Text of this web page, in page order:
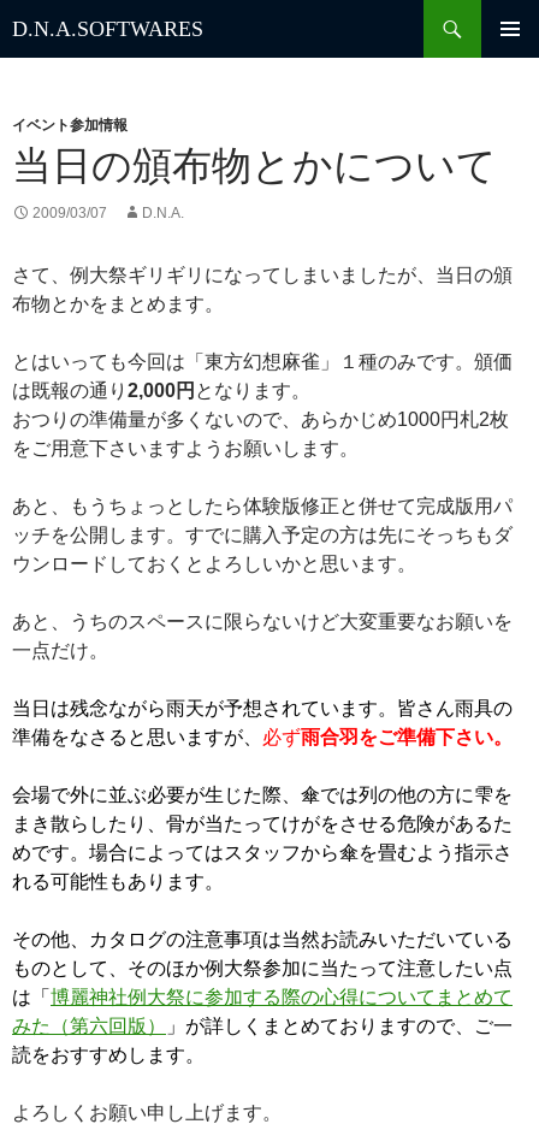
D.N.A.SOFTWARES
索
ン
ツ
へ
キ
プ
イベント参加情報
当日の頒布物とかについて
2009/03/07 D.N.A.
さて、例大祭ギリギリになってしまいましたが、当日の頒
布物とかをまとめます。
とはいっても今回は「東方幻想麻雀」１種のみです。頒価
は既報の通り 2,000円 となります。
おつりの準備量が多くないので、あらかじめ1000円札2枚
をご用意下さいますようお願いします。
あと、もうちょっとしたら体験版修正と併せて完成版用パ
ッチを公開します。すでに購入予定の方は先にそっちもダ
ウンロードしておくとよろしいかと思います。
あと、うちのスペースに限らないけど大変重要なお願いを
一点だけ。
当日は残念ながら雨天が予想されています。皆さん雨具の
準備をなさると思いますが、 必ず雨合羽をご準備下さい。
会場で外に並ぶ必要が生じた際、傘では列の他の方に雫を
まき散らしたり、骨が当たってけがをさせる危険があるた
めです。場合によってはスタッフから傘を畳むよう指示さ
れる可能性もあります。
その他、カタログの注意事項は当然お読みいただいている
ものとして、そのほか例大祭参加に当たって注意したい点
は「 博麗神社例大祭に参加する際の心得についてまとめて
みた（第六回版）
」が詳しくまとめておりますので、ご一
読をおすすめします。
よろしくお願い申し上げます。